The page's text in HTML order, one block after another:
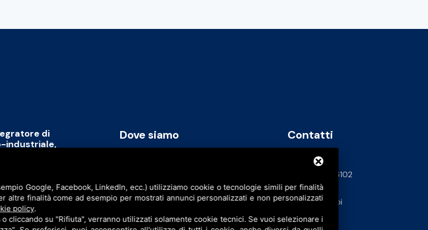
di
industriale,
umano
di un modello
a livello
filiera agro-industriale
l’obiettivo di creare
Dove siamo
P.I. & C.F. 08677760962
Contatti
info@bfspa.it
+39 0532 836102
Lavora con noi
Google, Facebook, LinkedIn, ecc.) utilizziamo cookie o tecnologie simili per finalità
altre finalità come ad esempio per mostrati annunci personalizzati e non personalizzati
policy.
cliccando su "Rifiuta", verranno utilizzati solamente cookie tecnici. Se vuoi selezionare i